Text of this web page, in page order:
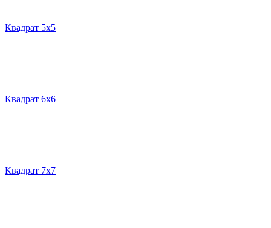
Квадрат 5х5
Квадрат 6х6
Квадрат 7х7